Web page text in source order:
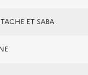
ET SABA